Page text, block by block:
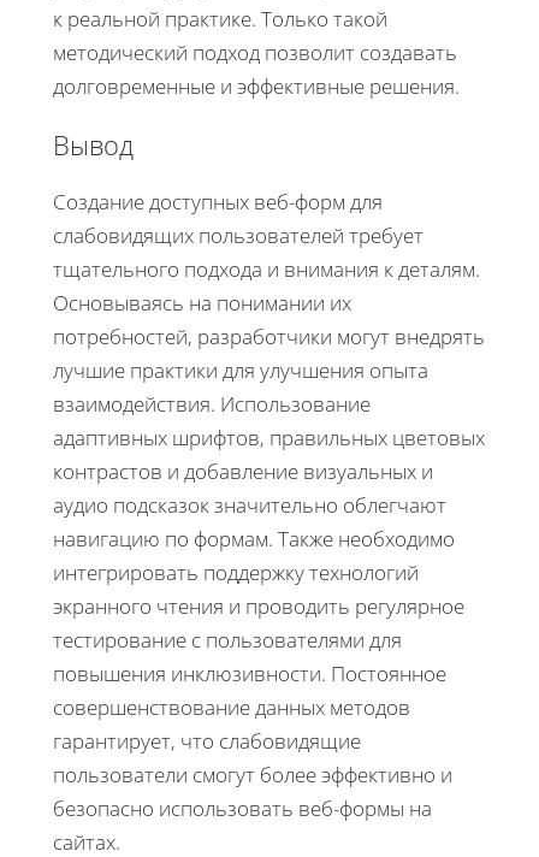
к реальной практике. Только такой
методический подход позволит создавать
долговременные и эффективные решения.
Вывод
Создание доступных веб-форм для
слабовидящих пользователей требует
тщательного подхода и внимания к деталям.
Основываясь на понимании их
потребностей, разработчики могут внедрять
лучшие практики для улучшения опыта
взаимодействия. Использование
адаптивных шрифтов, правильных цветовых
контрастов и добавление визуальных и
аудио подсказок значительно облегчают
навигацию по формам. Также необходимо
интегрировать поддержку технологий
экранного чтения и проводить регулярное
тестирование с пользователями для
повышения инклюзивности. Постоянное
совершенствование данных методов
гарантирует, что слабовидящие
пользователи смогут более эффективно и
безопасно использовать веб-формы на
сайтах.